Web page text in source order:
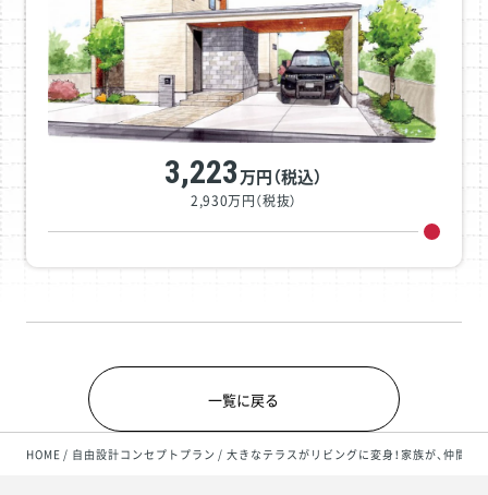
HOME 自由設計コンセプトプラン 大きなテラスがリビングに変身！家族が、仲間
3,223万円（税込）
2,930万円（税抜）
一覧に戻る